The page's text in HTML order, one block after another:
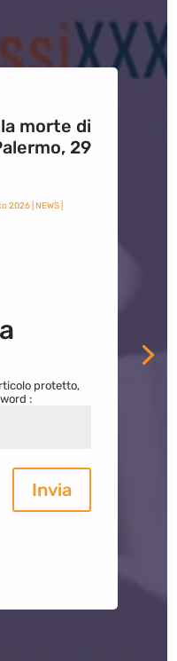
morte di
29
2026| NEWS|
protetto,
:
Invia